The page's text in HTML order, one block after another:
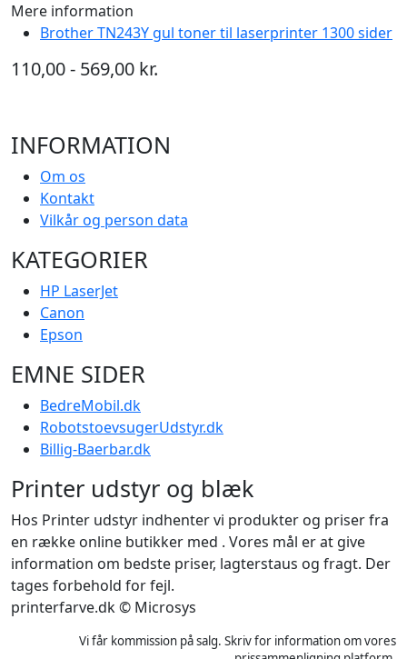
Mere information
Brother TN243Y gul toner til laserprinter 1300 sider
110,00 - 569,00 kr.
INFORMATION
Om os
Kontakt
Vilkår og person data
KATEGORIER
HP LaserJet
Canon
Epson
EMNE SIDER
BedreMobil.dk
RobotstoevsugerUdstyr.dk
Billig-Baerbar.dk
Printer udstyr og blæk
Hos Printer udstyr indhenter vi produkter og priser fra
en række online butikker med . Vores mål er at give
information om bedste priser, lagterstaus og fragt. Der
tages forbehold for fejl.
printerfarve.dk © Microsys
Vi får kommission på salg. Skriv for information om vores